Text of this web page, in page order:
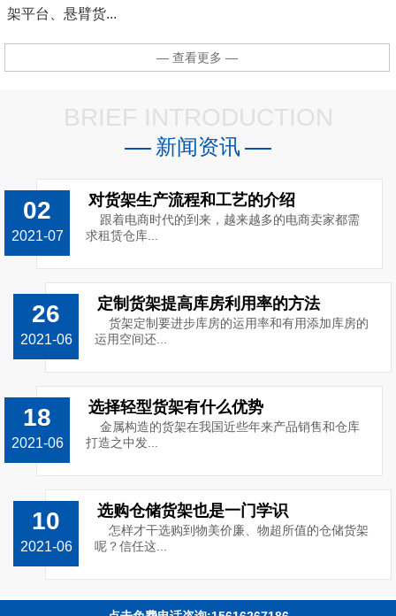
架平台、悬臂货...
— 查看更多 —
BRIEF INTRODUCTION
新闻资讯
02
2021-07
对货架生产流程和工艺的介绍
跟着电商时代的到来，越来越多的电商卖家都需
求租赁仓库...
26
2021-06
定制货架提高库房利用率的方法
货架定制要进步库房的运用率和有用添加库房的
运用空间还...
18
2021-06
选择轻型货架有什么优势
金属构造的货架在我国近些年来产品销售和仓库
打造之中发...
10
2021-06
选购仓储货架也是一门学识
怎样才干选购到物美价廉、物超所值的仓储货架
呢？信任这...